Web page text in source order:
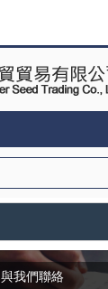
與我們聯絡